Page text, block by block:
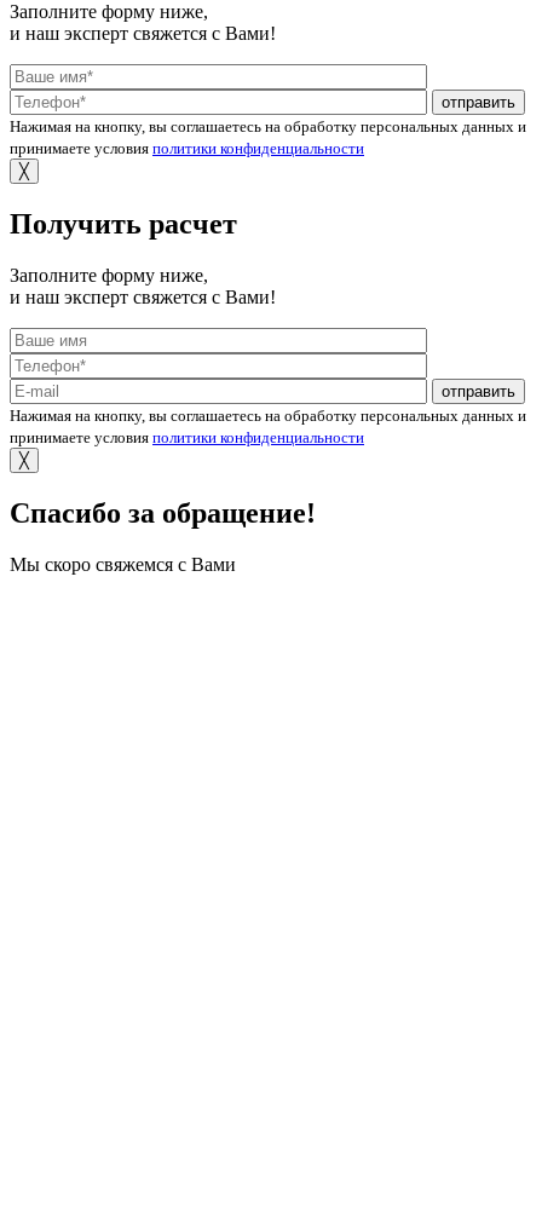
Заполните форму ниже,
и наш эксперт свяжется с Вами!
отправить
Нажимая на кнопку, вы соглашаетесь на обработку персональных данных и
принимаете условия политики конфиденциальности
╳
Получить расчет
Заполните форму ниже,
и наш эксперт свяжется с Вами!
отправить
Нажимая на кнопку, вы соглашаетесь на обработку персональных данных и
принимаете условия политики конфиденциальности
╳
Спасибо за обращение!
Мы скоро свяжемся с Вами